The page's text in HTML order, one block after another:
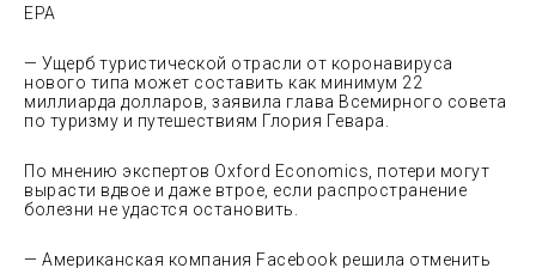
EPA
— Ущерб туристической отрасли от коронавируса
нового типа может составить как минимум 22
миллиарда долларов, заявила глава Всемирного совета
по туризму и путешествиям Глория Гевара.
По мнению экспертов Oxford Economics, потери могут
вырасти вдвое и даже втрое, если распространение
болезни не удастся остановить.
— Американская компания Facebook решила отменить